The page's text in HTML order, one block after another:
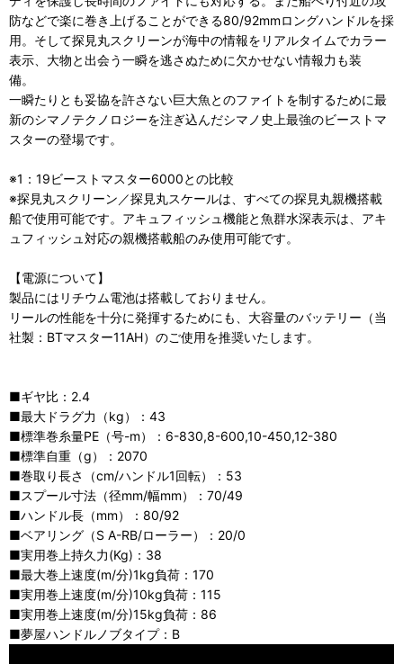
防などで楽に巻き上げることができる80/92mmロングハンドルを採
用。そして探見丸スクリーンが海中の情報をリアルタイムでカラー
表示、大物と出会う一瞬を逃さぬために欠かせない情報力も装
備。
一瞬たりとも妥協を許さない巨大魚とのファイトを制するために最
新のシマノテクノロジーを注ぎ込んだシマノ史上最強のビーストマ
スターの登場です。
※1：19ビーストマスター6000との比較
※探見丸スクリーン／探見丸スケールは、すべての探見丸親機搭載
船で使用可能です。アキュフィッシュ機能と魚群水深表示は、アキ
ュフィッシュ対応の親機搭載船のみ使用可能です。
【電源について】
製品にはリチウム電池は搭載しておりません。
リールの性能を十分に発揮するためにも、大容量のバッテリー（当
社製：BTマスター11AH）のご使用を推奨いたします。
■ギヤ比：2.4
■最大ドラグ力（kg）：43
■標準巻糸量PE（号-m）：6-830,8-600,10-450,12-380
■標準自重（g）：2070
■巻取り長さ（cm/ハンドル1回転）：53
■スプール寸法（径mm/幅mm）：70/49
■ハンドル長（mm）：80/92
■ベアリング（S A-RB/ローラー）：20/0
■実用巻上持久力(Kg)：38
■最大巻上速度(m/分)1kg負荷：170
■実用巻上速度(m/分)10kg負荷：115
■実用巻上速度(m/分)15kg負荷：86
■夢屋ハンドルノブタイプ：B